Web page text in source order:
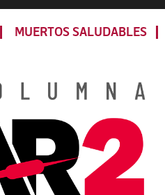
Y
VOLAR
MUERTOS SALUDABLES